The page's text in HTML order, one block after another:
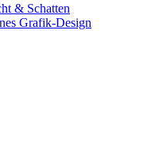
& Schatten
Grafik-Design